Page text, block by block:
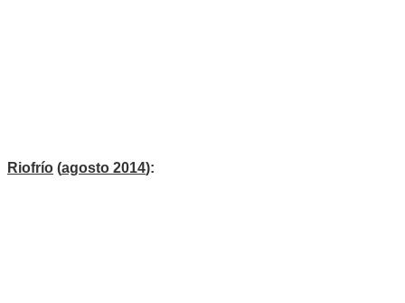
Riofrío (agosto 2014):